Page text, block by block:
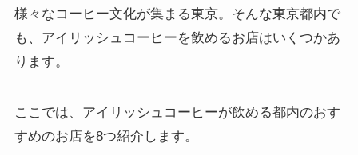
様々なコーヒー文化が集まる東京。そんな東京都内で
も、アイリッシュコーヒーを飲めるお店はいくつかあ
ります。
ここでは、アイリッシュコーヒーが飲める都内のおす
すめのお店を8つ紹介します。